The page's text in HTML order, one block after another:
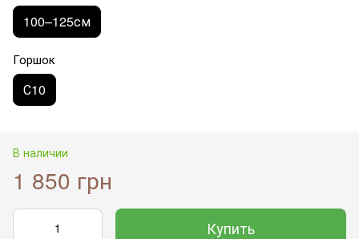
100–125см
Горшок
С10
В наличии
1 850 грн
Купить